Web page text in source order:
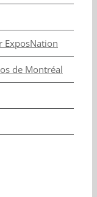
ExposNation
de Montréal